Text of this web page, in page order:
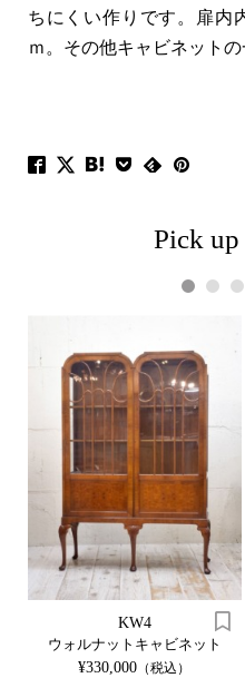
ちにくい作りです。扉
ｍ。その他キャビネット
Pick up
KW4
ウォルナットキャビネット
¥330,000 （税込）
1 2 3